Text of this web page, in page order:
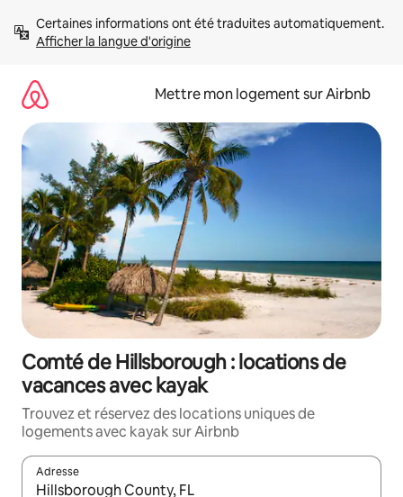
directement
Afficher la langue d'origine
Mettre mon logement sur Airbnb
Comté de Hillsborough : locations de
vacances avec kayak
Trouvez et réservez des locations uniques de
logements avec kayak sur Airbnb
Adresse
Lorsque les résultats s'affichent, utilisez les flèches vers le